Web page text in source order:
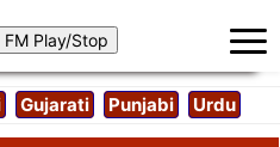
Gujarati Punjabi Urdu